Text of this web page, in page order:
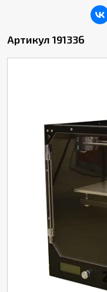
Артикул 191336